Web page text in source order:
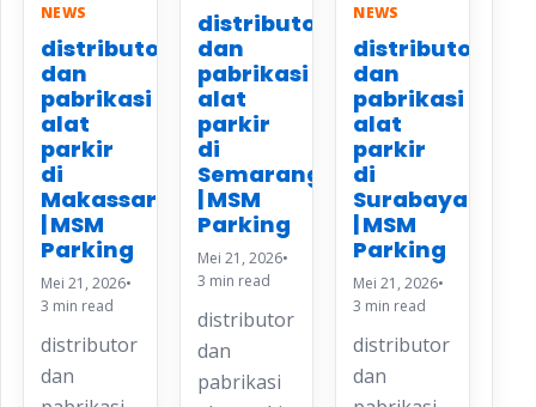
NEWS
distributor
dan
pabrikasi
alat
parkir
di
Makassar
| MSM
Parking
Mei 21, 2026•
3 min read
distributor
dan
distributor
dan
pabrikasi
alat
parkir
di
Semarang
| MSM
Parking
Mei 21, 2026•
3 min read
distributor
dan
pabrikasi
NEWS
distributor
dan
pabrikasi
alat
parkir
di
Surabaya
| MSM
Parking
Mei 21, 2026•
3 min read
distributor
dan